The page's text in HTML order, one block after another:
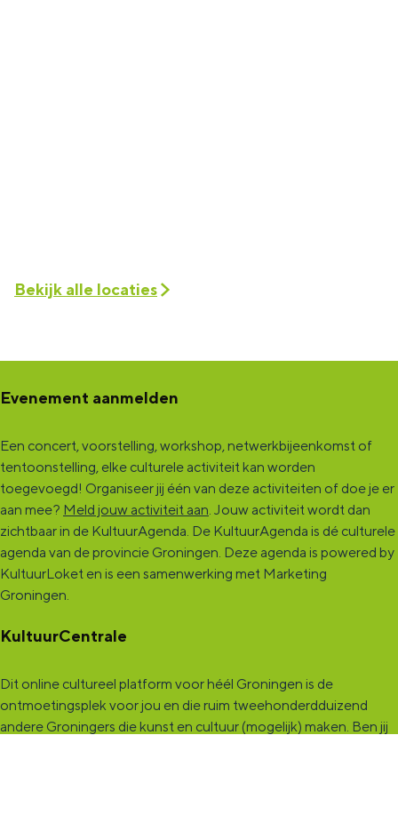
Bekijk alle locaties
Evenement aanmelden
Een concert, voorstelling, workshop, netwerkbijeenkomst of
tentoonstelling, elke culturele activiteit kan worden
toegevoegd! Organiseer jij één van deze activiteiten of doe je er
aan mee? Meld jouw activiteit aan. Jouw activiteit wordt dan
zichtbaar in de KultuurAgenda. De KultuurAgenda is dé culturele
agenda van de provincie Groningen. Deze agenda is powered by
KultuurLoket en is een samenwerking met Marketing
Groningen.
KultuurCentrale
Dit online cultureel platform voor héél Groningen is de
ontmoetingsplek voor jou en die ruim tweehonderdduizend
andere Groningers die kunst en cultuur (mogelijk) maken. Ben jij